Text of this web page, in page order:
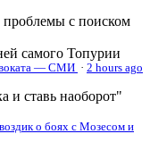
с поиском
самого Топурии
— СМИ · 2 hours ago
и ставь наоборот"
о боях с Мозесом и